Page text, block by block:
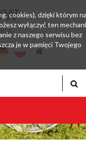
cookies), dzięki którym
wyłączyć ten
z naszego serwisu bez
je w pamięci Twojego